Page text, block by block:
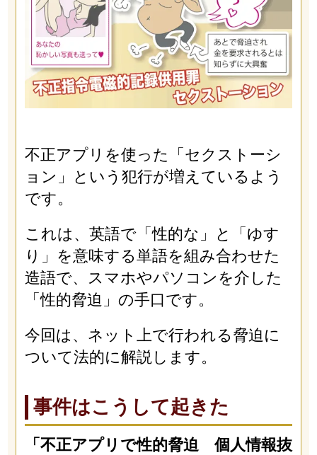
不正アプリを使った「セクストーシ
ョン」という犯行が増えているよう
です。
これは、英語で「性的な」と「ゆす
り」を意味する単語を組み合わせた
造語で、スマホやパソコンを介した
「性的脅迫」の手口です。
今回は、ネット上で行われる脅迫に
ついて法的に解説します。
事件はこうして起きた
「不正アプリで性的脅迫 個人情報抜